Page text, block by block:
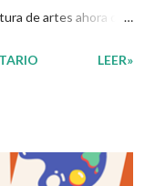
de artes ahora que
como parte del
siguiente enlace 👇
LEER»